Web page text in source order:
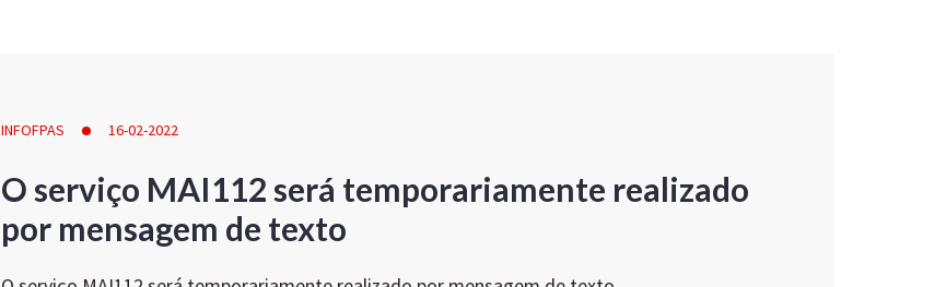
INFOFPAS 16-02-2022
O serviço MAI112 será temporariamente realizado
por mensagem de texto